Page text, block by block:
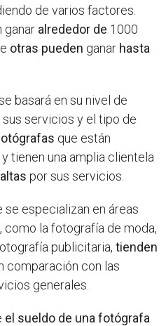
de varios factores.
ganar alrededor de 1000
otras pueden ganar hasta
basará en su nivel de
servicios y el tipo de
que están
tienen una amplia clientela
por sus servicios.
se especializan en áreas
la fotografía de moda,
publicitaria, tienden
comparación con las
generales.
el sueldo de una fotógrafa